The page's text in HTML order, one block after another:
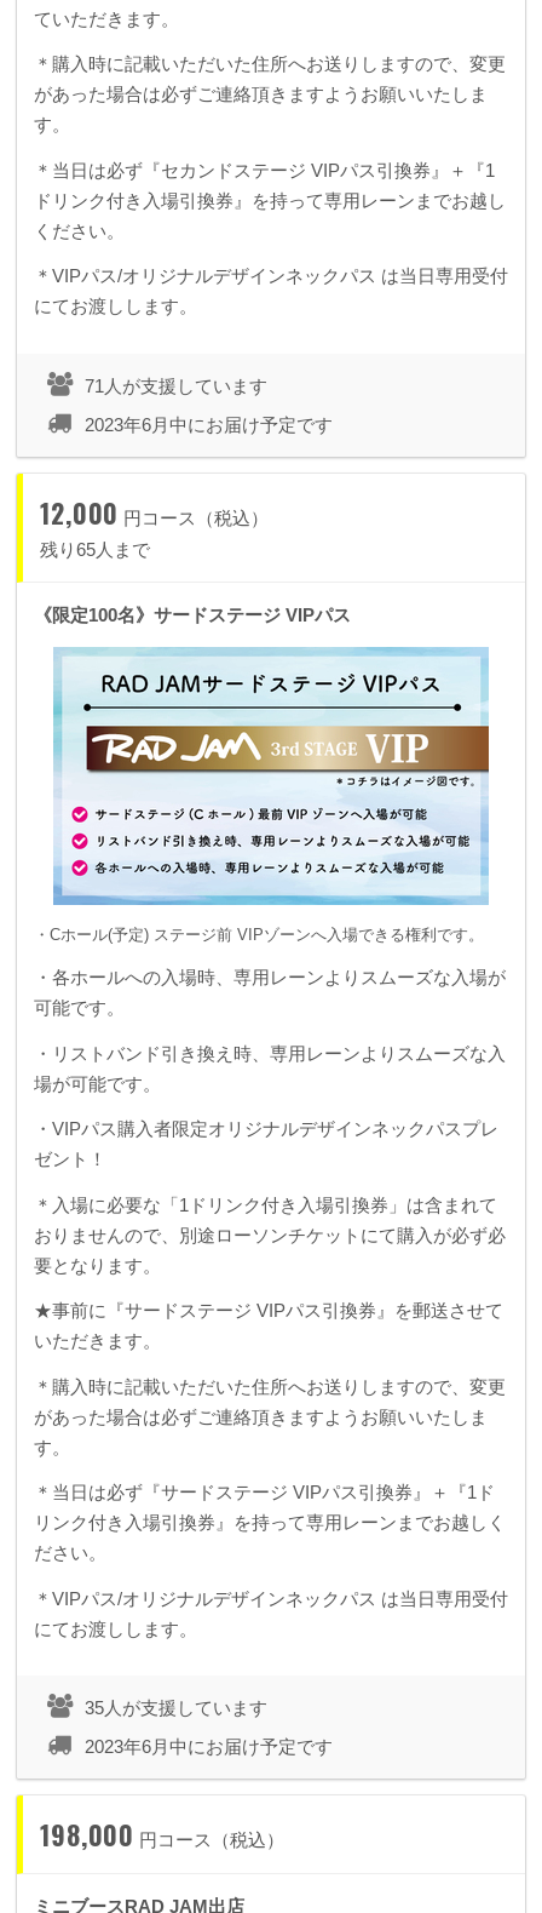
ていただきます。
＊購入時に記載いただいた住所へお送りしますので、変更
があった場合は必ずご連絡頂きますようお願いいたしま
す。
＊当日は必ず『セカンドステージ VIPパス引換券』＋『1
ドリンク付き入場引換券』を持って専用レーンまでお越し
ください。
＊VIPパス/オリジナルデザインネックパス は当日専用受付
にてお渡しします。
71人が支援しています
2023年6月中にお届け予定です
12,000 円コース（税込）
残り65人まで
《限定100名》サードステージ VIPパス
・Cホール(予定) ステージ前 VIPゾーンへ入場できる権利です。
・各ホールへの入場時、専用レーンよりスムーズな入場が
可能です。
・リストバンド引き換え時、専用レーンよりスムーズな入
場が可能です。
・VIPパス購入者限定オリジナルデザインネックパスプレ
ゼント！
＊入場に必要な「1ドリンク付き入場引換券」は含まれて
おりませんので、別途ローソンチケットにて購入が必ず必
要となります。
★事前に『サードステージ VIPパス引換券』を郵送させて
いただきます。
＊購入時に記載いただいた住所へお送りしますので、変更
があった場合は必ずご連絡頂きますようお願いいたしま
す。
＊当日は必ず『サードステージ VIPパス引換券』＋『1ド
リンク付き入場引換券』を持って専用レーンまでお越しく
ださい。
＊VIPパス/オリジナルデザインネックパス は当日専用受付
にてお渡しします。
35人が支援しています
2023年6月中にお届け予定です
198,000 円コース（税込）
ミニブースRAD JAM出店